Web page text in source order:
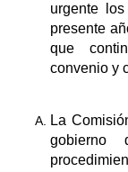
urgente
presente
que
convenio y
La
gobierno